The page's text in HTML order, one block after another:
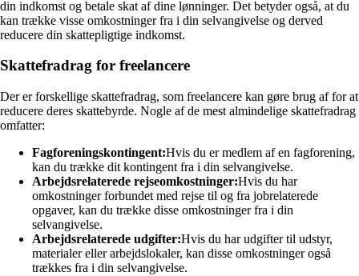
din indkomst og betale skat af dine lønninger. Det betyder også, at du
kan trække visse omkostninger fra i din selvangivelse og derved
reducere din skattepligtige indkomst.
Skattefradrag for freelancere
Der er forskellige skattefradrag, som freelancere kan gøre brug af for at
reducere deres skattebyrde. Nogle af de mest almindelige skattefradrag
omfatter:
Fagforeningskontingent:Hvis du er medlem af en fagforening,
kan du trække dit kontingent fra i din selvangivelse.
Arbejdsrelaterede rejseomkostninger:Hvis du har
omkostninger forbundet med rejse til og fra jobrelaterede
opgaver, kan du trække disse omkostninger fra i din
selvangivelse.
Arbejdsrelaterede udgifter:Hvis du har udgifter til udstyr,
materialer eller arbejdslokaler, kan disse omkostninger også
trækkes fra i din selvangivelse.